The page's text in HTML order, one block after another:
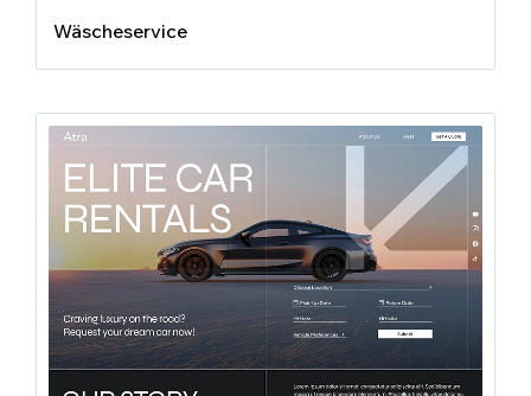
Wäscheservice